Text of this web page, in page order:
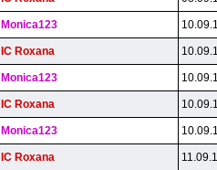
Monica123
IC Roxana
Monica123
IC Roxana
Monica123
IC Roxana